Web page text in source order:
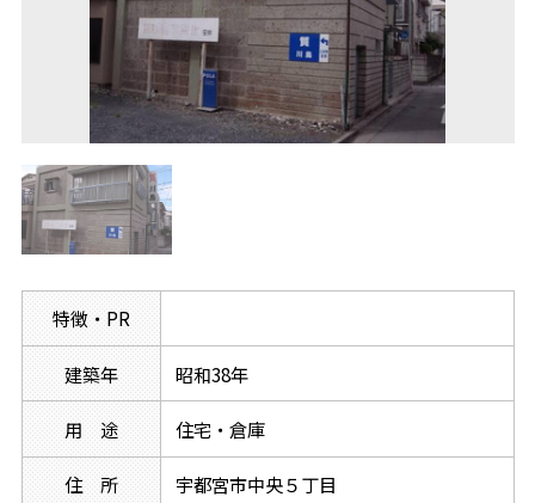
特徴・PR
建築年 昭和38年
用 途 住宅・倉庫
住 所 宇都宮市中央５丁目